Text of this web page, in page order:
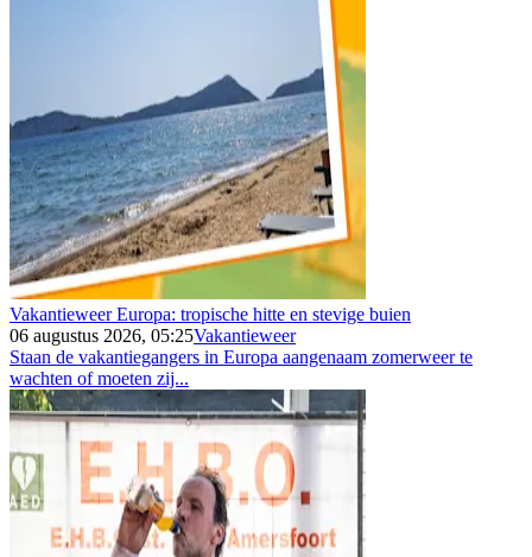
Vakantieweer Europa: tropische hitte en stevige buien
06 augustus 2026, 05:25Vakantieweer
Staan de vakantiegangers in Europa aangenaam zomerweer te
wachten of moeten zij...